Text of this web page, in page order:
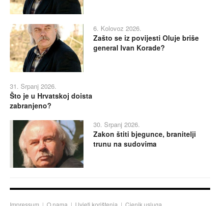
6. Kolovoz 2026.
Zašto se iz povijesti Oluje briše
general Ivan Korade?
31. Srpanj 2026.
Što je u Hrvatskoj doista
zabranjeno?
30. Srpanj 2026.
Zakon štiti bjegunce, branitelji
trunu na sudovima